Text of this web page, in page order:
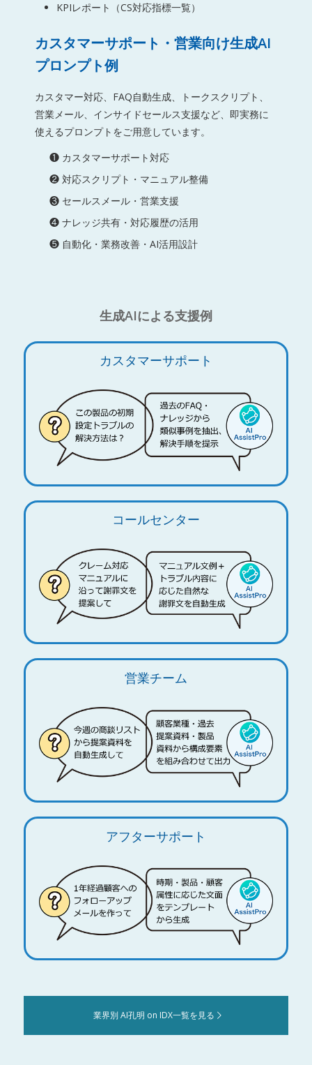
KPIレポート（CS対応指標一覧）
カスタマーサポート・営業向け生成AI
プロンプト例
カスタマー対応、FAQ自動生成、トークスクリプト、
営業メール、インサイドセールス支援など、即実務に
使えるプロンプトをご用意しています。
❶ カスタマーサポート対応
❷ 対応スクリプト・マニュアル整備
❸ セールスメール・営業支援
❹ ナレッジ共有・対応履歴の活用
❺ 自動化・業務改善・AI活用設計
生成AIによる支援例
カスタマーサポート
コールセンター
営業チーム
アフターサポート
業界別 AI孔明 on IDX一覧を見る